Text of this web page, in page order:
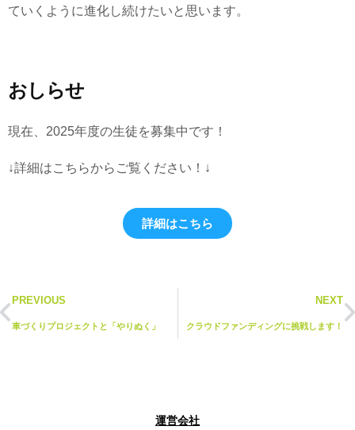
ていくように進化し続けたいと思います。
おしらせ
現在、2025年度の生徒を募集中です！
↓詳細はこちらからご覧ください！↓
詳細はこちら
PREVIOUS
車づくりプロジェクトと「やりぬく」
NEXT
クラウドファンディングに挑戦します！
運営会社